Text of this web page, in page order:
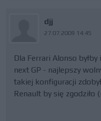
djj
27.07.2009 14:45
Dla Ferrari Alonso
next GP - najlepszy
takiej konfiguracji
Renault by się zgodziło